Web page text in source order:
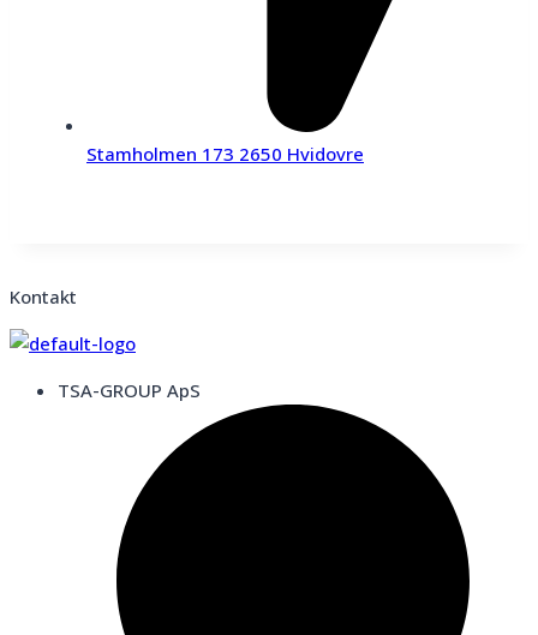
Stamholmen 173 2650 Hvidovre
Kontakt
TSA-GROUP ApS